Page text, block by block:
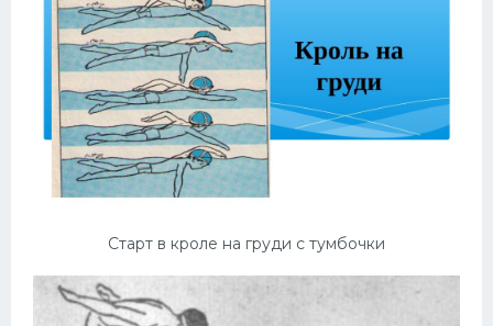
Старт в кроле на груди с тумбочки